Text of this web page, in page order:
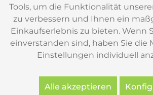
Tools, um die Funktionalität
zu verbessern und Ihnen ein
Einkaufserlebnis zu bieten. Wenn
einverstanden sind, haben Sie die
Einstellungen individuell
Alle akzeptieren